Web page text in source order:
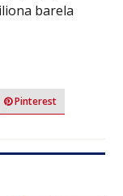
barela
Pinterest